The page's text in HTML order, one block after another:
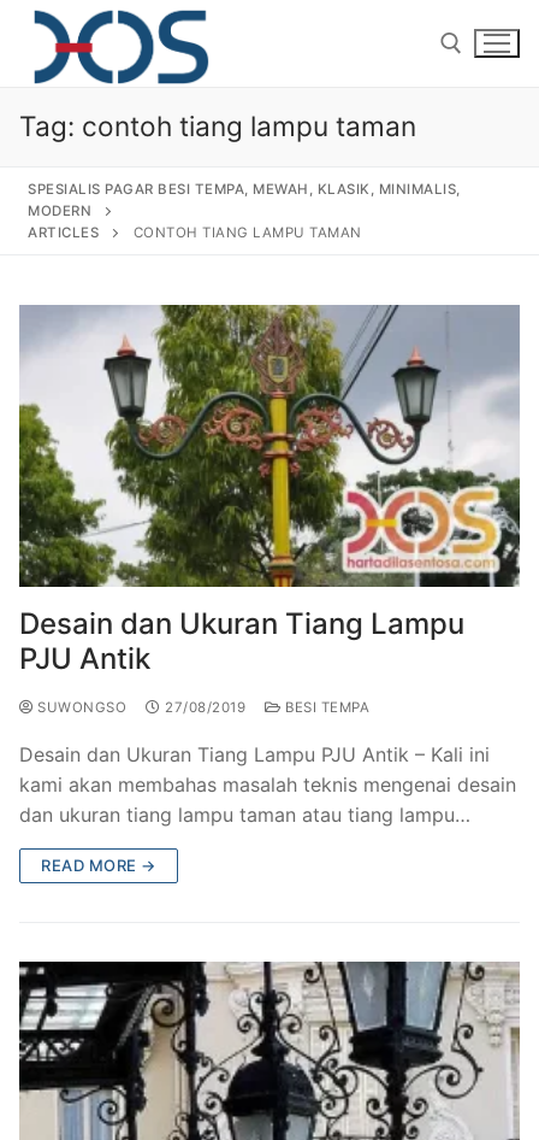
Products
Pagar Besi Tempa Klasik
Railing Tangga Besi Tempa
Railing Balkon Besi Tempa Klasik
Kursi Taman Besi Tempa
Ornamen Besi Tempa Murah Jakarta
Ranjang Besi Tempa Klasik
Tiang Lampu PJU Antik
Pengecoran Logam Jakarta
Alat Fitness Outdoor Murah
Gallery
Gallery Gambar Pagar Besi Tempa Mewah
Gallery Kursi Taman & Kursi Teras Besi Tempa
Gallery Railing Tangga Besi Tempa Klasik Mewah
Gallery Ranjang Besi Tempa Antik Mewah
Articles
Projects
Contact Us
Tag: contoh tiang lampu taman
SPESIALIS PAGAR BESI TEMPA, MEWAH, KLASIK, MINIMALIS,
MODERN
ARTICLES
CONTOH TIANG LAMPU TAMAN
Desain dan Ukuran Tiang Lampu
PJU Antik
SUWONGSO 27/08/2019 BESI TEMPA
Desain dan Ukuran Tiang Lampu PJU Antik – Kali ini
kami akan membahas masalah teknis mengenai desain
dan ukuran tiang lampu taman atau tiang lampu…
READ MORE →